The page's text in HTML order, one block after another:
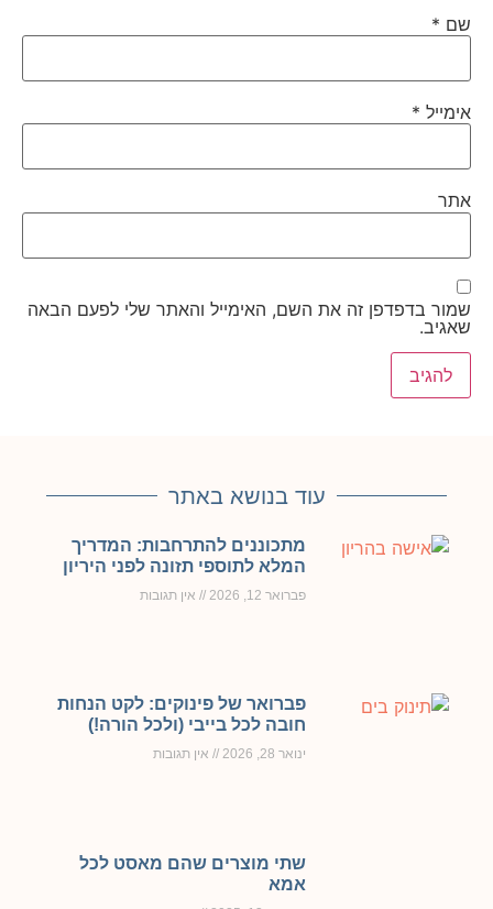
שם *
אימייל *
אתר
שמור בדפדפן זה את השם, האימייל והאתר שלי לפעם הבאה
שאגיב.
עוד בנושא באתר
מתכוננים להתרחבות: המדריך
המלא לתוספי תזונה לפני היריון
פברואר 12, 2026 אין תגובות
פברואר של פינוקים: לקט הנחות
חובה לכל בייבי (ולכל הורה!)
ינואר 28, 2026 אין תגובות
שתי מוצרים שהם מאסט לכל
אמא